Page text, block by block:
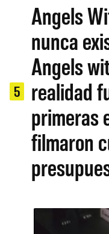
5
Angels
nunca
Angels
realidad
primeras
filmaron